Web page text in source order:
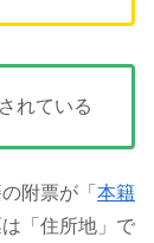
れている
附票が「 本籍
「住所地」で